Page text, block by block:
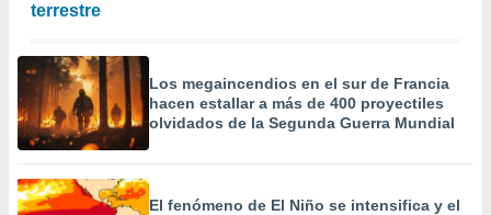
terrestre
Los megaincendios en el sur de Francia
hacen estallar a más de 400 proyectiles
olvidados de la Segunda Guerra Mundial
El fenómeno de El Niño se intensifica y el